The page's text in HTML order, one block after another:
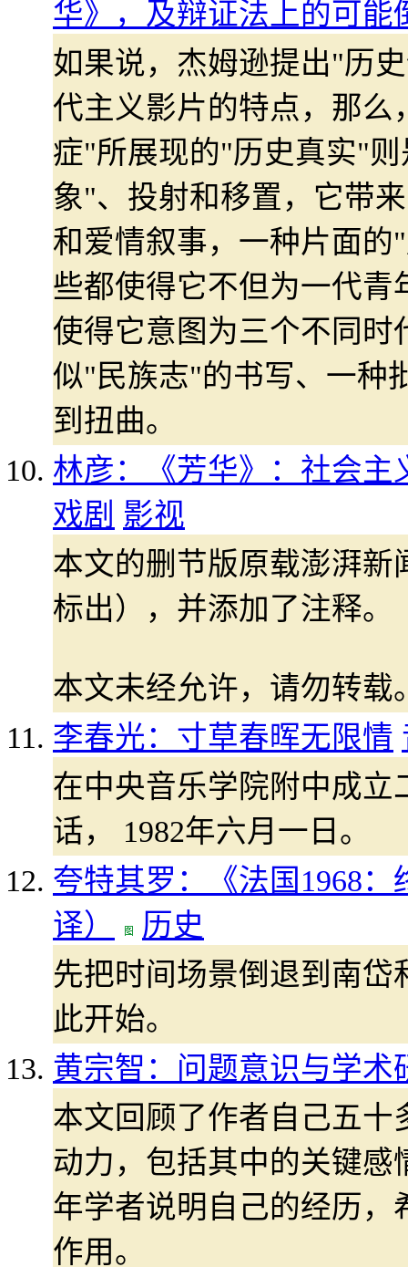
华》，及辩证法上的可能
如果说，杰姆逊提出"历
代主义影片的特点，那
症"所展现的"历史真实"
象"、投射和移置，它带
和爱情叙事，一种片面
些都使得它不但为一代
使得它意图为三个不同时
似"民族志"的书写、一种
到扭曲。
林彦：《芳华》：社会
戏剧 影视
本文的删节版原载澎湃
标出），并添加了注释。
本文未经允许，请勿转载
李春光：寸草春晖无限情
在中央音乐学院附中成
话， 1982年六月一日。
夸特其罗：《法国1968
译）
历史
先把时间场景倒退到南岱
此开始。
黄宗智：问题意识与学术
本文回顾了作者自己五
动力，包括其中的关键
年学者说明自己的经历
作用。